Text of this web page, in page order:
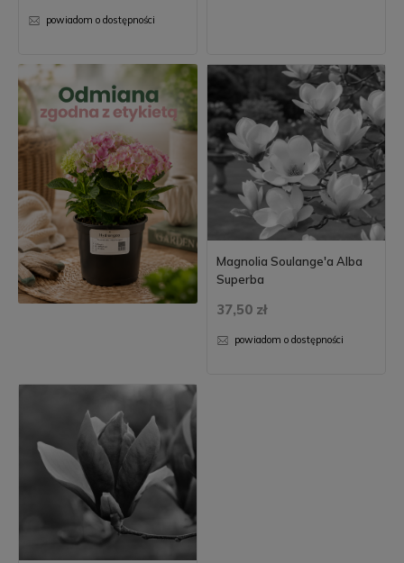
powiadom o dostępności
Magnolia Soulange'a Alba
Superba
37,50 zł
powiadom o dostępności